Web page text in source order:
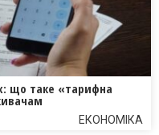
що таке «тарифна
ЕКОНОМІКА